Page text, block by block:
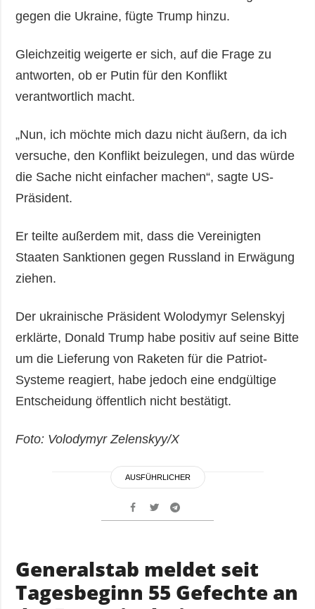
gegen die Ukraine, fügte Trump hinzu.
Gleichzeitig weigerte er sich, auf die Frage zu
antworten, ob er Putin für den Konflikt
verantwortlich macht.
„Nun, ich möchte mich dazu nicht äußern, da ich
versuche, den Konflikt beizulegen, und das würde
die Sache nicht einfacher machen“, sagte US-
Präsident.
Er teilte außerdem mit, dass die Vereinigten
Staaten Sanktionen gegen Russland in Erwägung
ziehen.
Der ukrainische Präsident Wolodymyr Selenskyj
erklärte, Donald Trump habe positiv auf seine Bitte
um die Lieferung von Raketen für die Patriot-
Systeme reagiert, habe jedoch eine endgültige
Entscheidung öffentlich nicht bestätigt.
Foto: Volodymyr Zelenskyy/Х
AUSFÜHRLICHER
Generalstab meldet seit
Tagesbeginn 55 Gefechte an